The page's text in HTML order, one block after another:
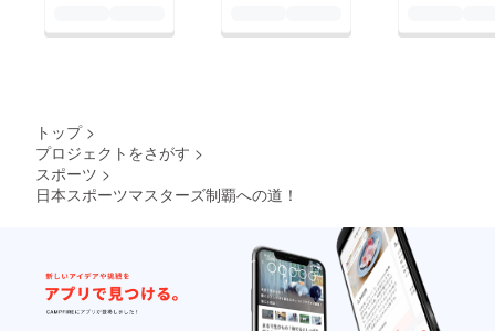
トップ >
プロジェクトをさがす >
スポーツ >
日本スポーツマスターズ制覇への道！